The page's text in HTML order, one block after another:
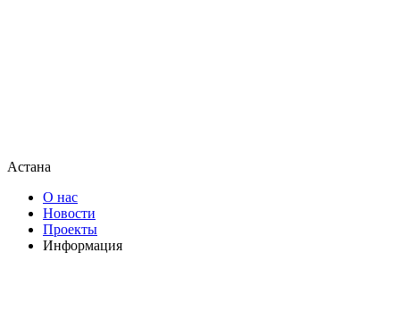
Астана
О нас
Новости
Проекты
Информация